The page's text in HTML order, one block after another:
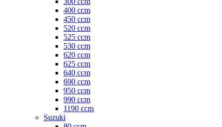
400 ccm
450 ccm
520 ccm
525 ccm
530 ccm
620 ccm
625 ccm
640 ccm
690 ccm
950 ccm
990 ccm
1190 ccm
Suzuki